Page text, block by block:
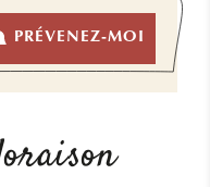
PRÉVENEZ-MOI